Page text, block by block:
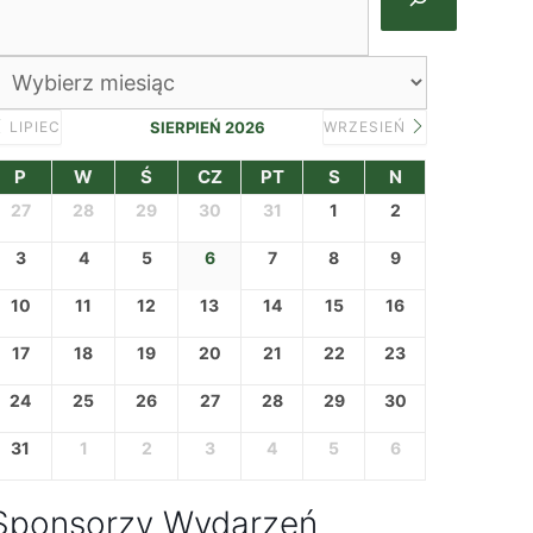
LIPIEC SIERPIEŃ 2026 WRZESIEŃ
P W Ś CZ PT S N
27 28 29 30 31 1 2
3 4 5 6 7 8 9
10 11 12 13 14 15 16
17 18 19 20 21 22 23
24 25 26 27 28 29 30
31 1 2 3 4 5 6
Wydarzeń